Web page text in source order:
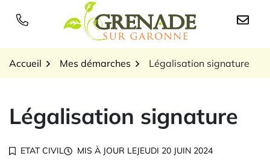
Logo Grenade sur
Accueil Mes démarches Légalisation signature
Légalisation signature
ETAT CIVIL MIS À JOUR LEJEUDI 20 JUIN 2024